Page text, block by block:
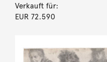
Verkauft für:
EUR 72.590